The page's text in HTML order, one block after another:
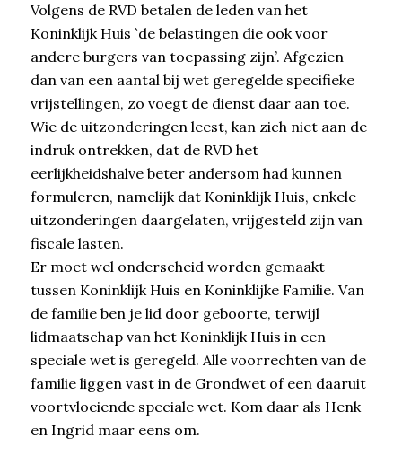
Volgens de RVD betalen de leden van het
Koninklijk Huis `de belastingen die ook voor
andere burgers van toepassing zijn’. Afgezien
dan van een aantal bij wet geregelde specifieke
vrijstellingen, zo voegt de dienst daar aan toe.
Wie de uitzonderingen leest, kan zich niet aan de
indruk ontrekken, dat de RVD het
eerlijkheidshalve beter andersom had kunnen
formuleren, namelijk dat Koninklijk Huis, enkele
uitzonderingen daargelaten, vrijgesteld zijn van
fiscale lasten.
Er moet wel onderscheid worden gemaakt
tussen Koninklijk Huis en Koninklijke Familie. Van
de familie ben je lid door geboorte, terwijl
lidmaatschap van het Koninklijk Huis in een
speciale wet is geregeld. Alle voorrechten van de
familie liggen vast in de Grondwet of een daaruit
voortvloeiende speciale wet. Kom daar als Henk
en Ingrid maar eens om.